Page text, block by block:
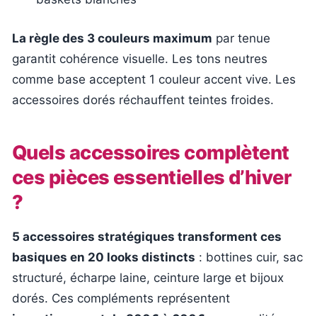
La règle des 3 couleurs maximum par tenue
garantit cohérence visuelle. Les tons neutres
comme base acceptent 1 couleur accent vive. Les
accessoires dorés réchauffent teintes froides.
Quels accessoires complètent
ces pièces essentielles d’hiver
?
5 accessoires stratégiques transforment ces
basiques en 20 looks distincts : bottines cuir, sac
structuré, écharpe laine, ceinture large et bijoux
dorés. Ces compléments représentent